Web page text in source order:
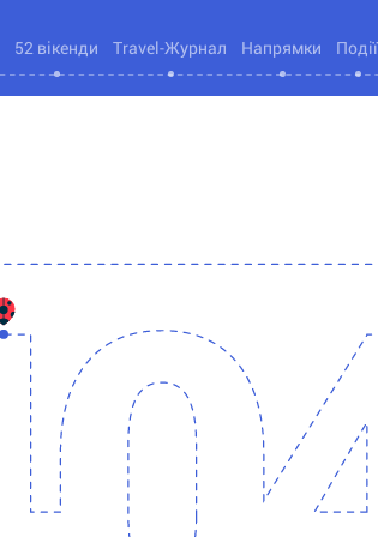
52 вікенди Travel-Журнал Напрямки Події